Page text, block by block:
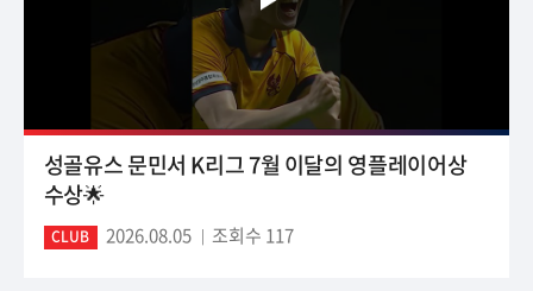
성골유스 문민서 K리그 7월 이달의 영플레이어상
수상🌟
CLUB 2026.08.05 조회수 117